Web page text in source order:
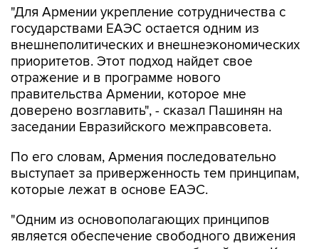
"Для Армении укрепление сотрудничества с
государствами ЕАЭС остается одним из
внешнеполитических и внешнеэкономических
приоритетов. Этот подход найдет свое
отражение и в программе нового
правительства Армении, которое мне
доверено возглавить", - сказал Пашинян на
заседании Евразийского межправсовета.
По его словам, Армения последовательно
выступает за приверженность тем принципам,
которые лежат в основе ЕАЭС.
"Одним из основополагающих принципов
является обеспечение свободного движения